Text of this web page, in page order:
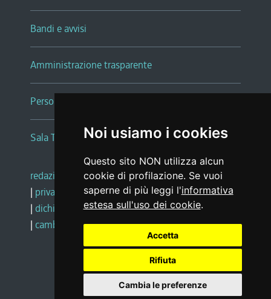
Noi usiamo i cookies
Questo sito NON utilizza alcun
cookie di profilazione. Se vuoi
saperne di più leggi l'informativa
estesa sull'uso dei cookie.
Accetta
Rifiuta
Cambia le preferenze
Bandi e avvisi
Amministrazione trasparente
Persone e Uffici
Sala Tiziano Tessitori
redazione web |note legali |glossario
| privacy
social media policy
| dichiarazione di accessibilità |feedback
| cambio preferenze cookie
Realizzato da